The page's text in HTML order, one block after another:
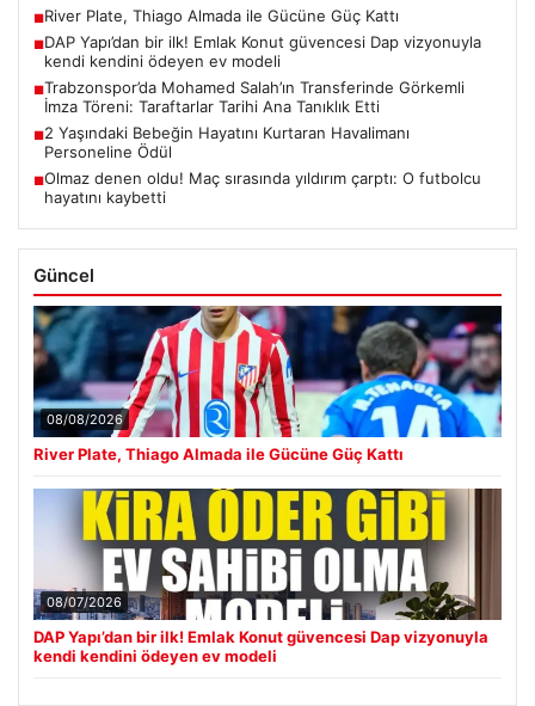
■River Plate, Thiago Almada ile Gücüne Güç Kattı
■DAP Yapı’dan bir ilk! Emlak Konut güvencesi Dap vizyonuyla
kendi kendini ödeyen ev modeli
■Trabzonspor’da Mohamed Salah’ın Transferinde Görkemli
İmza Töreni: Taraftarlar Tarihi Ana Tanıklık Etti
■2 Yaşındaki Bebeğin Hayatını Kurtaran Havalimanı
Personeline Ödül
■Olmaz denen oldu! Maç sırasında yıldırım çarptı: O futbolcu
hayatını kaybetti
Güncel
08/08/2026
River Plate, Thiago Almada ile Gücüne Güç Kattı
08/07/2026
DAP Yapı’dan bir ilk! Emlak Konut güvencesi Dap vizyonuyla
kendi kendini ödeyen ev modeli